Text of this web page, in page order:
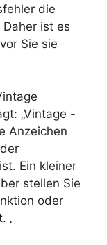
die
ist es
Sie sie
„Vintage -
Anzeichen
Ein kleiner
stellen Sie
oder
‚